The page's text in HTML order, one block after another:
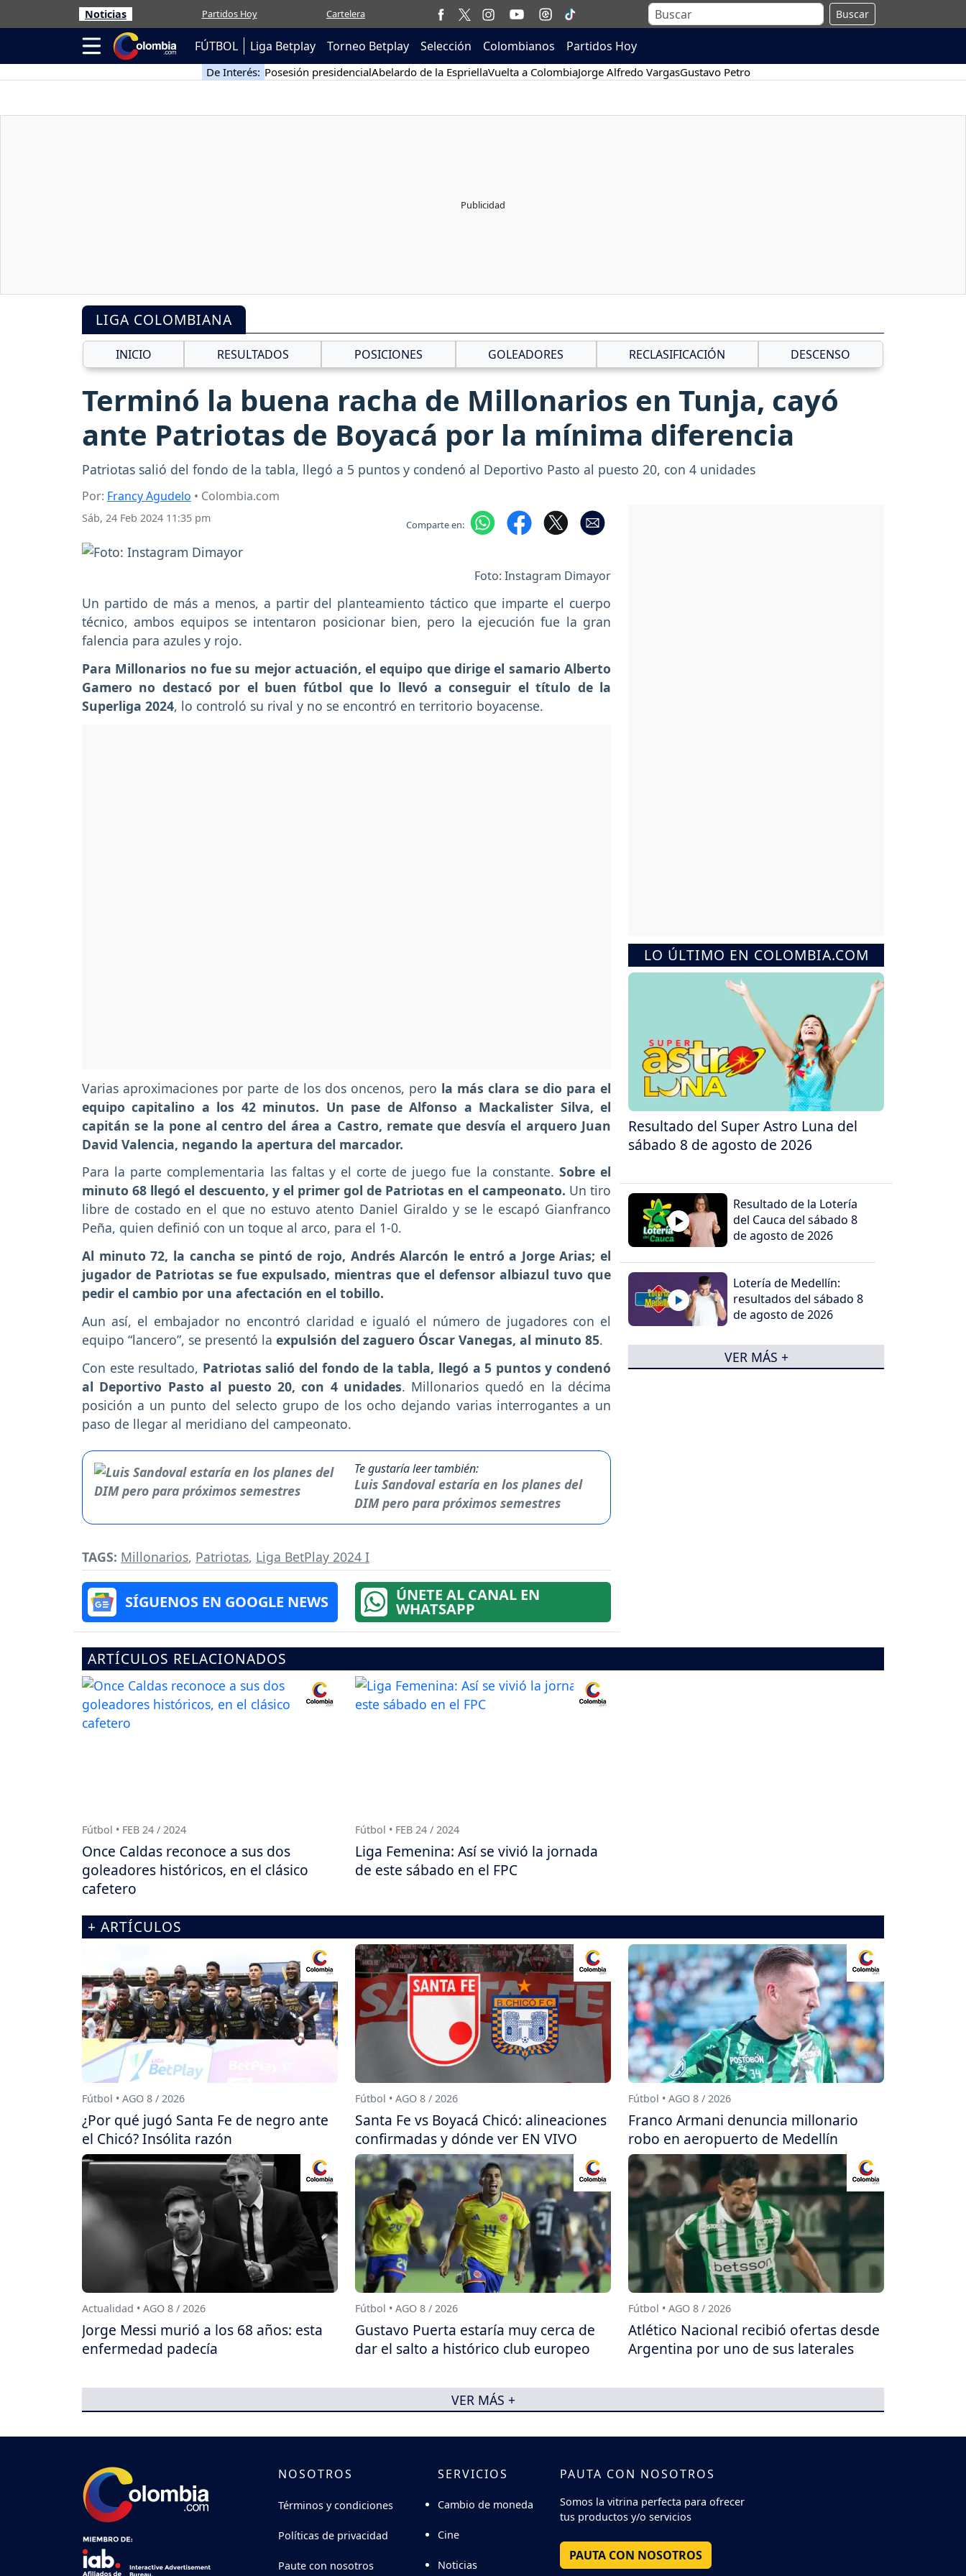
Noticias Partidos Hoy Cartelera Buscar
FÚTBOL Liga Betplay Torneo Betplay Selección Colombianos Partidos Hoy
De Interés: Posesión presidencialAbelardo de la EspriellaVuelta a ColombiaJorge Alfredo VargasGustavo Petro
LIGA COLOMBIANA
INICIO RESULTADOS POSICIONES GOLEADORES RECLASIFICACIÓN DESCENSO
Terminó la buena racha de Millonarios en Tunja, cayó
ante Patriotas de Boyacá por la mínima diferencia
Patriotas salió del fondo de la tabla, llegó a 5 puntos y condenó al Deportivo Pasto al puesto 20, con 4 unidades
Por: Francy Agudelo • Colombia.com
Sáb, 24 Feb 2024 11:35 pm Comparte en:
Foto: Instagram Dimayor
Un partido de más a menos, a partir del planteamiento táctico que imparte el cuerpo
técnico, ambos equipos se intentaron posicionar bien, pero la ejecución fue la gran
falencia para azules y rojo.
Para Millonarios no fue su mejor actuación, el equipo que dirige el samario Alberto
Gamero no destacó por el buen fútbol que lo llevó a conseguir el título de la
Superliga 2024, lo controló su rival y no se encontró en territorio boyacense.
Varias aproximaciones por parte de los dos oncenos, pero la más clara se dio para el
equipo capitalino a los 42 minutos. Un pase de Alfonso a Mackalister Silva, el
capitán se la pone al centro del área a Castro, remate que desvía el arquero Juan
David Valencia, negando la apertura del marcador.
Para la parte complementaria las faltas y el corte de juego fue la constante. Sobre el
minuto 68 llegó el descuento, y el primer gol de Patriotas en el campeonato. Un tiro
libre de costado en el que no estuvo atento Daniel Giraldo y se le escapó Gianfranco
Peña, quien definió con un toque al arco, para el 1-0.
Al minuto 72, la cancha se pintó de rojo, Andrés Alarcón le entró a Jorge Arias; el
jugador de Patriotas se fue expulsado, mientras que el defensor albiazul tuvo que
pedir el cambio por una afectación en el tobillo.
Aun así, el embajador no encontró claridad e igualó el número de jugadores con el
equipo “lancero”, se presentó la expulsión del zaguero Óscar Vanegas, al minuto 85.
Con este resultado, Patriotas salió del fondo de la tabla, llegó a 5 puntos y condenó
al Deportivo Pasto al puesto 20, con 4 unidades. Millonarios quedó en la décima
posición a un punto del selecto grupo de los ocho dejando varias interrogantes a un
paso de llegar al meridiano del campeonato.
Te gustaría leer también:
Luis Sandoval estaría en los planes del
DIM pero para próximos semestres
TAGS: Millonarios, Patriotas, Liga BetPlay 2024 I
SÍGUENOS EN GOOGLE NEWS ÚNETE AL CANAL EN
WHATSAPP
LO ÚLTIMO EN COLOMBIA.COM
Resultado del Super Astro Luna del
sábado 8 de agosto de 2026
Resultado de la Lotería
del Cauca del sábado 8
de agosto de 2026
Lotería de Medellín:
resultados del sábado 8
de agosto de 2026
VER MÁS +
ARTÍCULOS RELACIONADOS
Fútbol • FEB 24 / 2024
Once Caldas reconoce a sus dos
goleadores históricos, en el clásico
cafetero
Fútbol • FEB 24 / 2024
Liga Femenina: Así se vivió la jornada
de este sábado en el FPC
+ ARTÍCULOS
Fútbol • AGO 8 / 2026
¿Por qué jugó Santa Fe de negro ante
el Chicó? Insólita razón
Fútbol • AGO 8 / 2026
Santa Fe vs Boyacá Chicó: alineaciones
confirmadas y dónde ver EN VIVO
Fútbol • AGO 8 / 2026
Franco Armani denuncia millonario
robo en aeropuerto de Medellín
Actualidad • AGO 8 / 2026
Jorge Messi murió a los 68 años: esta
enfermedad padecía
Fútbol • AGO 8 / 2026
Gustavo Puerta estaría muy cerca de
dar el salto a histórico club europeo
Fútbol • AGO 8 / 2026
Atlético Nacional recibió ofertas desde
Argentina por uno de sus laterales
VER MÁS +
NOSOTROS
Términos y condiciones
Políticas de privacidad
Paute con nosotros
SERVICIOS
Cambio de moneda
Cine
Noticias
PAUTA CON NOSOTROS
Somos la vitrina perfecta para ofrecer
tus productos y/o servicios
PAUTA CON NOSOTROS